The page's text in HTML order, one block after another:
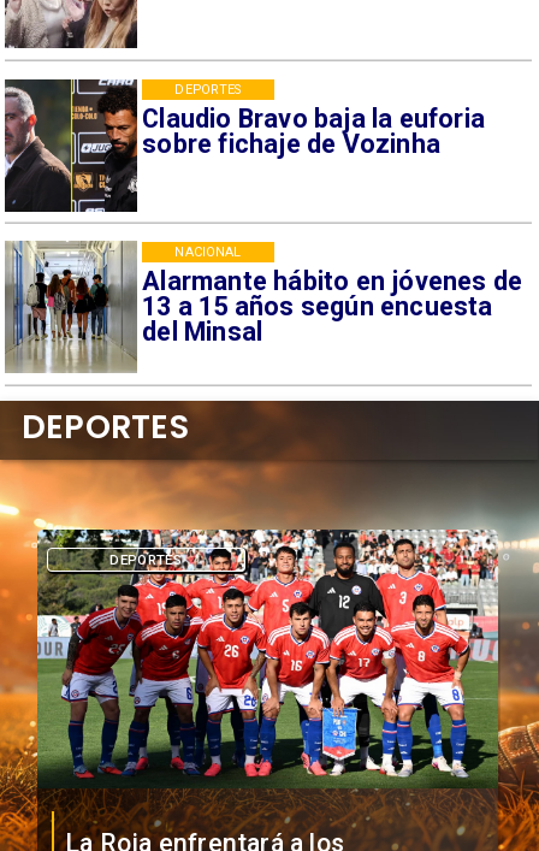
Claudio Bravo baja la euforia
sobre fichaje de Vozinha
DEPORTES
Alarmante hábito en jóvenes de
13 a 15 años según encuesta
del Minsal
NACIONAL
La Roja enfrentará a los
DEPORTES
DEPORTES